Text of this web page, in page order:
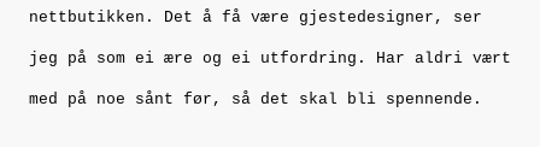
nettbutikken. Det å få være gjestedesigner, ser
jeg på som ei ære og ei utfordring. Har aldri vært
med på noe sånt før, så det skal bli spennende.